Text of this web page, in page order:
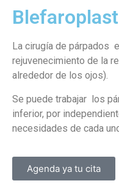
La cirugía de párpados
rejuvenecimiento de la
alrededor de los ojos).
Se puede trabajar los
inferior, por
necesidades de cada
Agenda ya tu cita